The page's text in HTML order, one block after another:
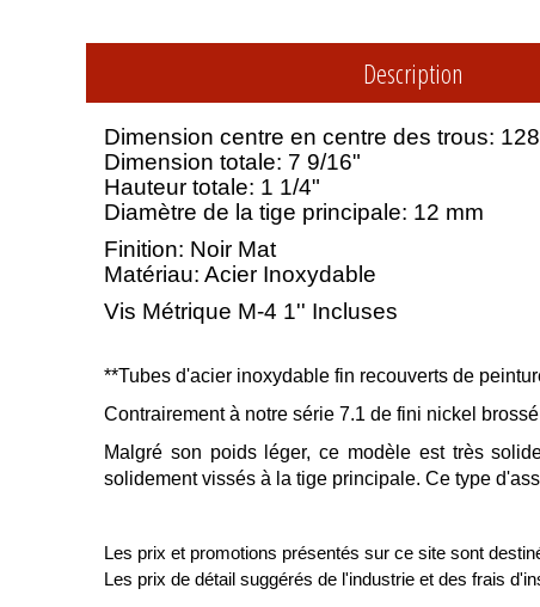
Description
Dimension centre en centre des trous:
Dimension totale: 7 9/16"
Hauteur totale: 1 1/4"
Diamètre de la tige principale: 12 mm
Finition: Noir Mat
Matériau: Acier Inoxydable
Vis Métrique M-4 1'' Incluses
**Tubes d'acier inoxydable fin recouverts de
Contrairement à notre série 7.1 de fini nickel
Malgré son poids léger, ce modèle est très
solidement vissés à la tige principale. Ce type
Les prix et promotions présentés sur ce site sont
Les prix de détail suggérés de l'industrie et des frais